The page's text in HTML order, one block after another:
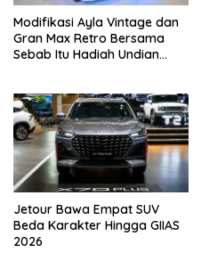
Modifikasi Ayla Vintage dan
Gran Max Retro Bersama
Sebab Itu Hadiah Undian
Jetour Bawa Empat SUV
Beda Karakter Hingga GIIAS
2026